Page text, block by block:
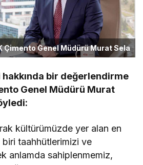
Çimento Genel Müdürü Murat Sela
hakkında bir değerlendirme
Genel Müdürü Murat
kültürümüzde yer alan en
taahhütlerimizi ve
anlamda sahiplenmemiz,